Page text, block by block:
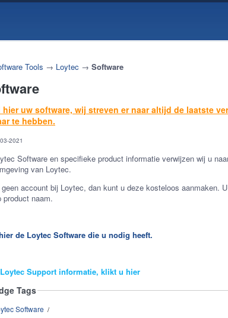
Tools → Loytec → Software
hier uw software, wij streven er naar altijd de laatste
te hebben.
2021
Software en specifieke product informatie verwijzen wij u
van Loytec.
account bij Loytec, dan kunt u deze kosteloos aanmaken.
product naam.
de Loytec Software die u nodig heeft.
Support informatie, klikt u hier
Tags
Software /